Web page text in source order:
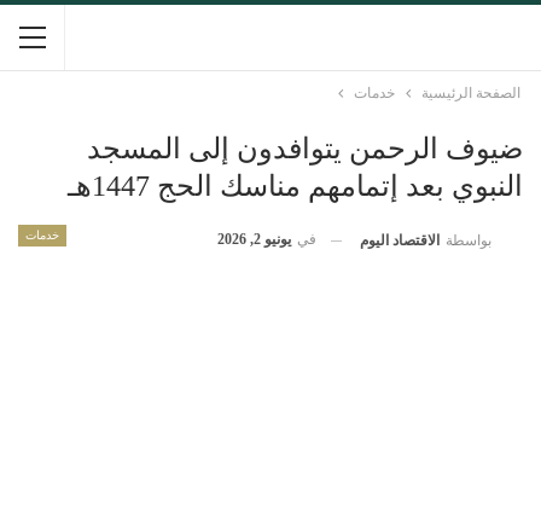
الصفحة الرئيسية خدمات
ضيوف الرحمن يتوافدون إلى المسجد
النبوي بعد إتمامهم مناسك الحج 1447هـ
خدمات بواسطة الاقتصاد اليوم في يونيو 2, 2026